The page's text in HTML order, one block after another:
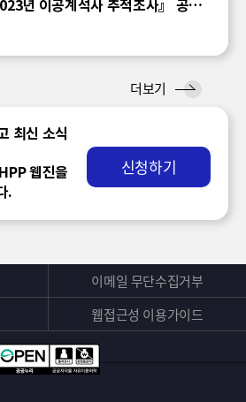
년 이공계석사 추적조사』 공표일정
최신 소식
웹진을
.
신청하기
뉴
터
더보기
이메일 무단수집거부
웹접근성 이용가이드